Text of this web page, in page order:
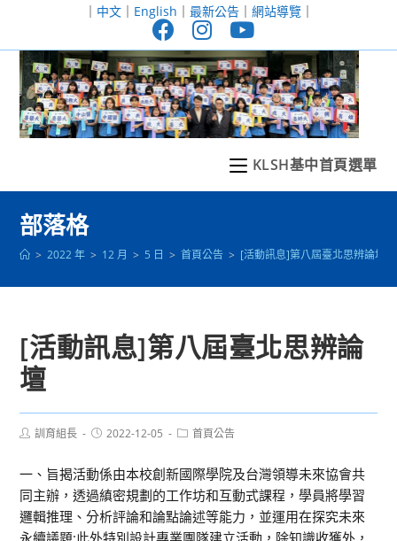
至
｜ 中文｜ English ｜ 最新公告｜ 網站導覽｜
KLSH基中首頁選單
部落格
> 2022 年 > 12 月 > 5 日 > 首頁公告 > [活動訊息]第八屆臺北思辨論壇
[活動訊息]第八屆臺北思辨論
壇
Post訓育組長
Post2022-12-05
Post首頁公告
一、旨揭活動係由本校創新國際學院及台灣領導未來協會共
同主辦，透過縝密規劃的工作坊和互動式課程，學員將學習
邏輯推理、分析評論和論點論述等能力，並運用在探究未來
永續議題;此外特別設計專業團隊建立活動，除知識收獲外，